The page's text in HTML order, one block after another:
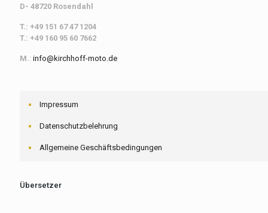
D- 48720 Rosendahl
T.: +49 151 67 47 1204
T.: +49 160 95 60 7662
M.: info@kirchhoff-moto.de
Impressum
Datenschutzbelehrung
Allgemeine Geschäftsbedingungen
Übersetzer